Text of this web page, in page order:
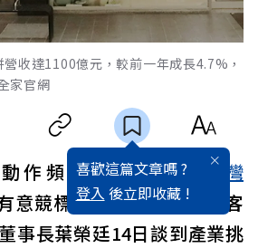
收達1100億元，較前一年成長4.7%，
家官網
喜歡這篇文章嗎 ?
登入 後立即收藏 !
作頻頻，不僅入股
台灣
意競標台灣肯德基和必勝客
事長葉榮廷14日談到產業挑